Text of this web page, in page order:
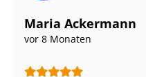
Maria Ackermann
vor 8 Monaten